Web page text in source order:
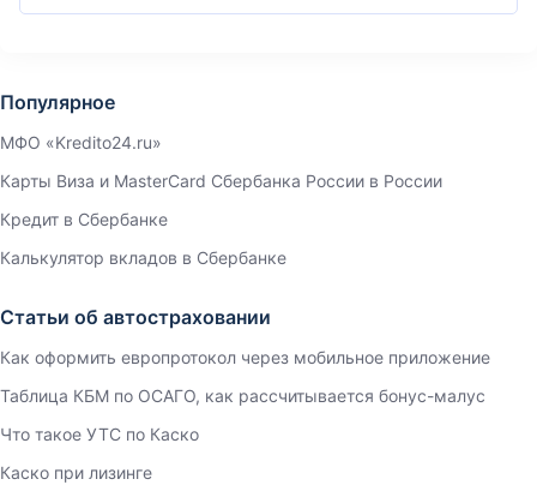
Популярное
МФО «Kredito24.ru»
Карты Виза и MasterCard Сбербанка России в России
Кредит в Сбербанке
Калькулятор вкладов в Сбербанке
Статьи об автостраховании
Как оформить европротокол через мобильное приложение
Таблица КБМ по ОСАГО, как рассчитывается бонус-малус
Что такое УТС по Каско
Каско при лизинге